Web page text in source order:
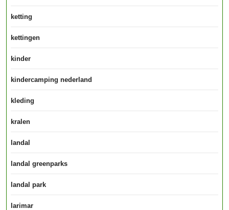
ketting
kettingen
kinder
kindercamping nederland
kleding
kralen
landal
landal greenparks
landal park
larimar